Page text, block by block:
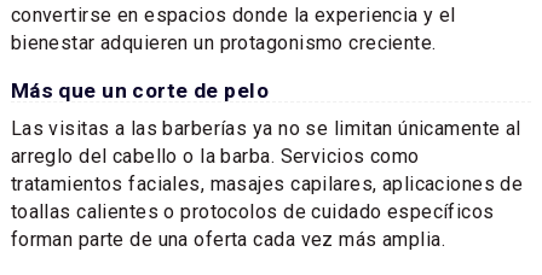
convertirse en espacios donde la experiencia y el
bienestar adquieren un protagonismo creciente.
Más que un corte de pelo
Las visitas a las barberías ya no se limitan únicamente al
arreglo del cabello o la barba. Servicios como
tratamientos faciales, masajes capilares, aplicaciones de
toallas calientes o protocolos de cuidado específicos
forman parte de una oferta cada vez más amplia.